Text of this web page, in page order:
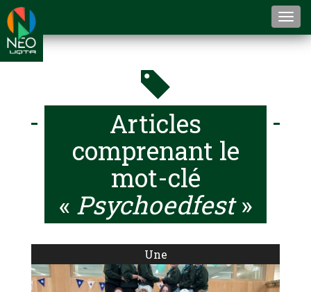
Articles
comprenant le
mot-clé
« Psychoedfest»
Une